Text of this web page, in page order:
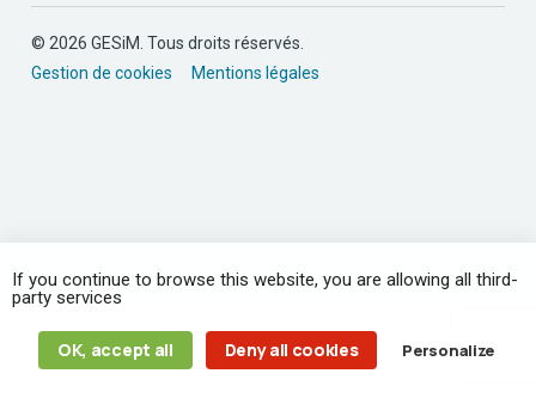
© 2026 GESiM. Tous droits réservés.
Gestion de cookies
Mentions légales
If you continue to browse this website, you are allowing all third-
party services
OK, accept all Deny all cookies Personalize